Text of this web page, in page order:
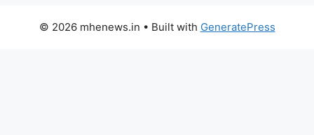
© 2026 mhenews.in • Built with GeneratePress